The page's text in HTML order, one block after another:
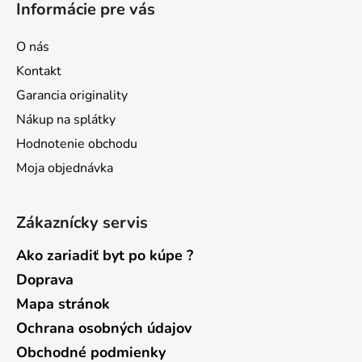
Informácie pre vás
O nás
Kontakt
Garancia originality
Nákup na splátky
Hodnotenie obchodu
Moja objednávka
Zákaznícky servis
Ako zariadiť byt po kúpe ?
Doprava
Mapa stránok
Ochrana osobných údajov
Obchodné podmienky